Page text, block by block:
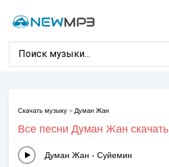
Скачать музыку » Думан Жан
Все песни Думан Жан скачать
Думан Жан - Суйемин